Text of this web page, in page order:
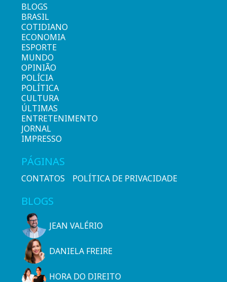
BLOGS
BRASIL
COTIDIANO
ECONOMIA
ESPORTE
MUNDO
OPINIÃO
POLÍCIA
POLÍTICA
CULTURA
ÚLTIMAS
ENTRETENIMENTO
JORNAL
IMPRESSO
PÁGINAS
CONTATOS POLÍTICA DE PRIVACIDADE
BLOGS
JEAN VALÉRIO
DANIELA FREIRE
HORA DO DIREITO